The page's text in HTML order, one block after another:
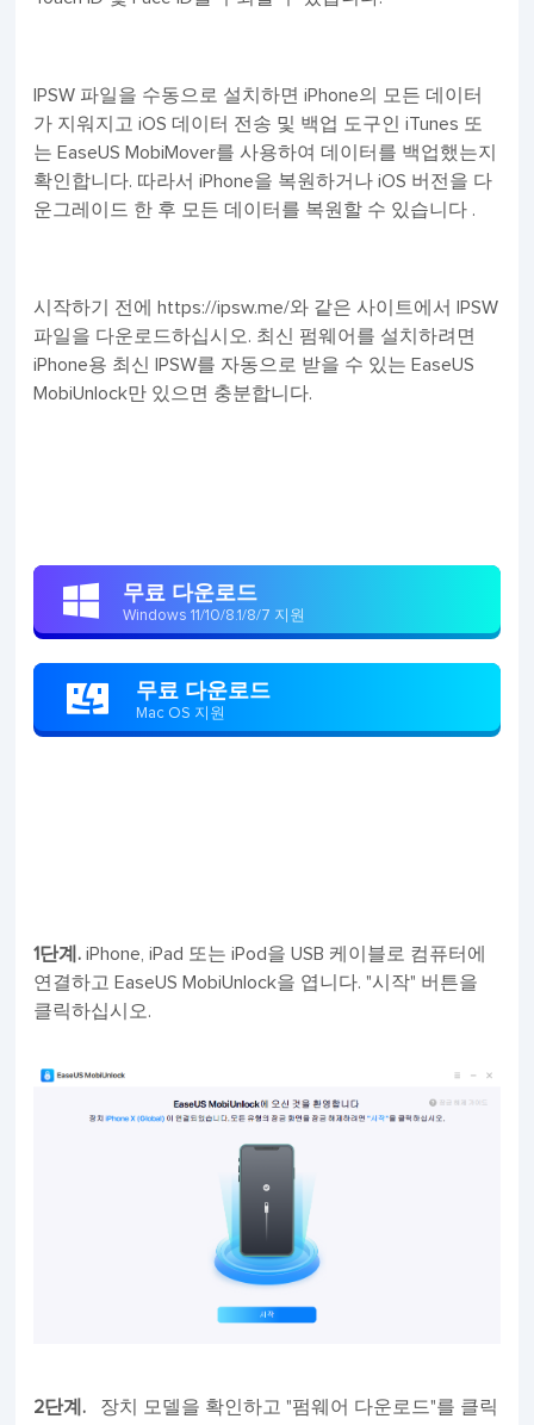
IPSW 파일을 수동으로 설치하면 iPhone의 모든 데이터
가 지워지고 iOS 데이터 전송 및 백업 도구인 iTunes 또
는 EaseUS MobiMover를 사용하여 데이터를 백업했는지
확인합니다. 따라서 iPhone을 복원하거나 iOS 버전을 다
운그레이드 한 후 모든 데이터를 복원할 수 있습니다 .
시작하기 전에 https://ipsw.me/와 같은 사이트에서 IPSW
파일을 다운로드하십시오. 최신 펌웨어를 설치하려면
iPhone용 최신 IPSW를 자동으로 받을 수 있는 EaseUS
MobiUnlock만 있으면 충분합니다.
 무료 다운로드
Windows 11/10/8.1/8/7 지원
 무료 다운로드
Mac OS 지원
1단계.iPhone, iPad 또는 iPod을 USB 케이블로 컴퓨터에
연결하고 EaseUS MobiUnlock을 엽니다. "시작" 버튼을
클릭하십시오.
2단계. 장치 모델을 확인하고 "펌웨어 다운로드"를 클릭